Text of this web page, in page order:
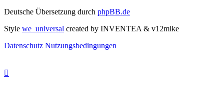
Deutsche Übersetzung durch phpBB.de
Style we_universal created by INVENTEA & v12mike
Datenschutz Nutzungsbedingungen